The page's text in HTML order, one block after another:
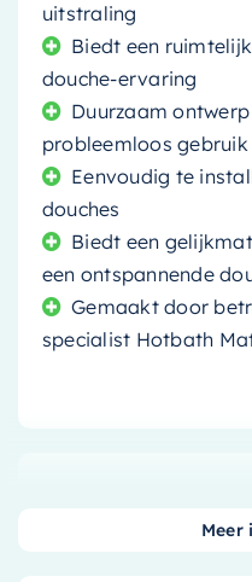
uitstraling
Biedt een
douche-ervaring
Duurzaam
probleemloos gebruik
Eenvoudig te
douches
Biedt een
een ontspannende
Gemaakt door
specialist Hotbath
met de Hotbath Mate
Meer